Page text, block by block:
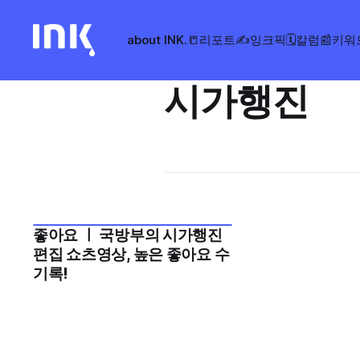
about INK.📒리포트✍️잉크픽🗓️칼럼📰키워
시가행진
2024년 10월 1주
좋아요 ㅣ 국방부의 시가행진
편집 쇼츠영상, 높은 좋아요 수
기록!